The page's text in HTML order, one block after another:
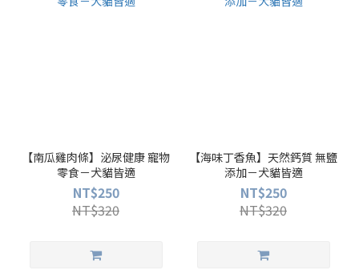
【南瓜雞肉條】泌尿健康 寵物
零食－犬貓皆適
NT$250
NT$320
【海味丁香魚】天然鈣質 無鹽
添加－犬貓皆適
NT$250
NT$320